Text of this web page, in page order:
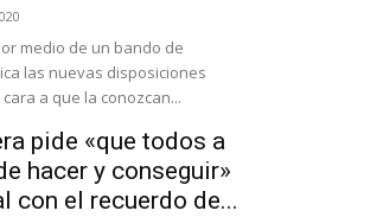
medio de un bando de
las nuevas disposiciones
a que la conozcan...
pide «que todos a
hacer y conseguir»
con el recuerdo de...